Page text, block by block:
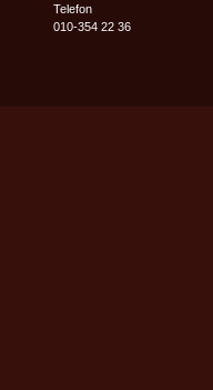
Telefon
010-354 22 36